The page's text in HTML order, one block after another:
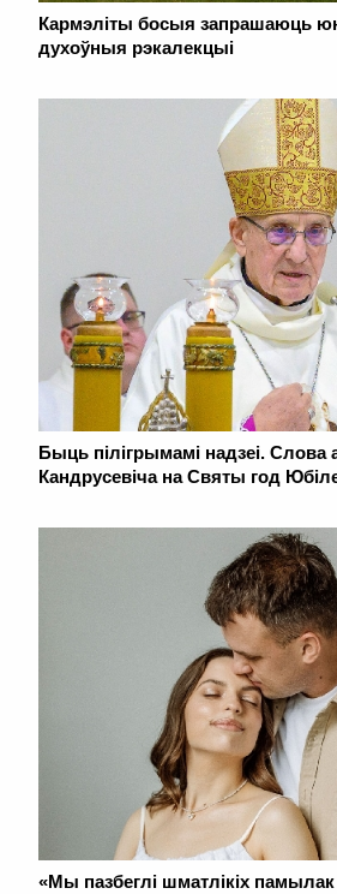
Кармэліты босыя запрашаюць
духоўныя рэкалекцыі
Быць пілігрымамі надзеі. Слова
Кандрусевіча на Святы год
«Мы пазбеглі шматлікіх